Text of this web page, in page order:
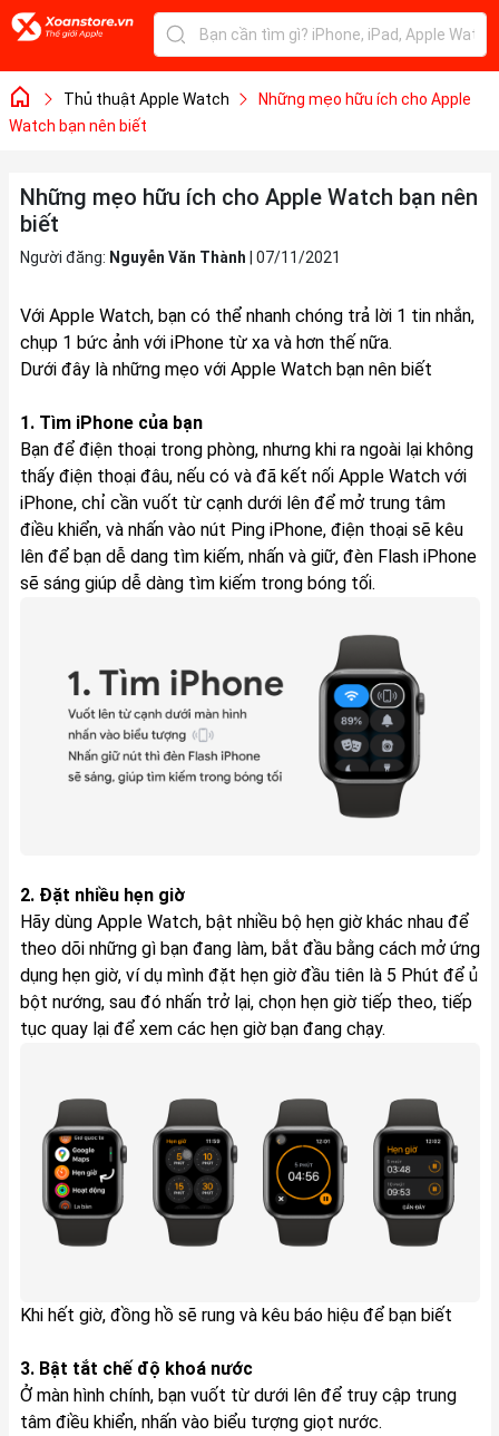
Thủ thuật Apple Watch
Những mẹo hữu ích cho Apple
Watch bạn nên biết
Những mẹo hữu ích cho Apple Watch bạn nên
biết
Người đăng: Nguyễn Văn Thành 07/11/2021
Với Apple Watch, bạn có thể nhanh chóng trả lời 1 tin nhắn,
chụp 1 bức ảnh với iPhone từ xa và hơn thế nữa.
Dưới đây là những mẹo với Apple Watch bạn nên biết
1. Tìm iPhone của bạn
Bạn để điện thoại trong phòng, nhưng khi ra ngoài lại không
thấy điện thoại đâu, nếu có và đã kết nối Apple Watch với
iPhone, chỉ cần vuốt từ cạnh dưới lên để mở trung tâm
điều khiển, và nhấn vào nút Ping iPhone, điện thoại sẽ kêu
lên để bạn dễ dang tìm kiếm, nhấn và giữ, đèn Flash iPhone
sẽ sáng giúp dễ dàng tìm kiếm trong bóng tối.
2. Đặt nhiều hẹn giờ
Hãy dùng Apple Watch, bật nhiều bộ hẹn giờ khác nhau để
theo dõi những gì bạn đang làm, bắt đầu bằng cách mở ứng
dụng hẹn giờ, ví dụ mình đặt hẹn giờ đầu tiên là 5 Phút để ủ
bột nướng, sau đó nhấn trở lại, chọn hẹn giờ tiếp theo, tiếp
tục quay lại để xem các hẹn giờ bạn đang chạy.
Khi hết giờ, đồng hồ sẽ rung và kêu báo hiệu để bạn biết
3. Bật tắt chế độ khoá nước
Ở màn hình chính, bạn vuốt từ dưới lên để truy cập trung
tâm điều khiển, nhấn vào biểu tượng giọt nước.